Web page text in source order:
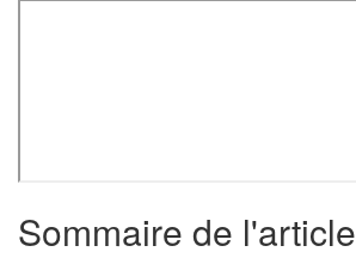
Sommaire de l'article